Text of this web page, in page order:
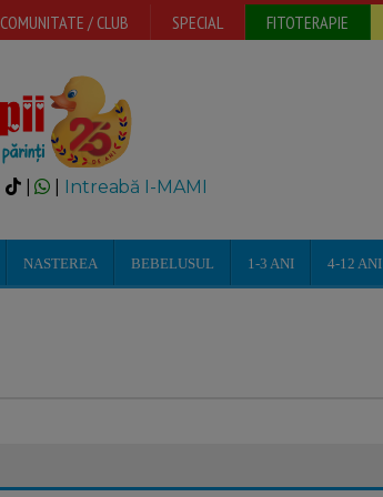
COMUNITATE / CLUB SPECIAL FITOTERAPIE
| Intreabă I-MAMI
NASTEREA BEBELUSUL 1-3 ANI 4-12 ANI